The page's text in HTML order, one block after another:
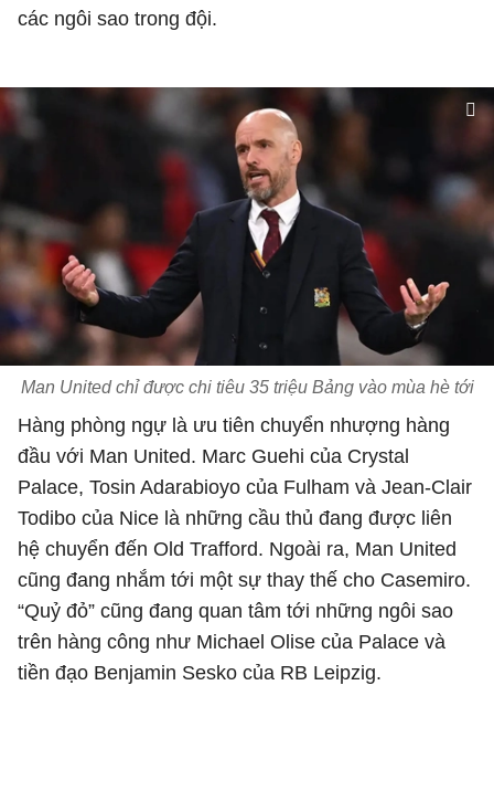
các ngôi sao trong đội.
Man United chỉ được chi tiêu 35 triệu Bảng vào mùa hè tới
Hàng phòng ngự là ưu tiên chuyển nhượng hàng
đầu với Man United. Marc Guehi của Crystal
Palace, Tosin Adarabioyo của Fulham và Jean-Clair
Todibo của Nice là những cầu thủ đang được liên
hệ chuyển đến Old Trafford. Ngoài ra, Man United
cũng đang nhắm tới một sự thay thế cho Casemiro.
“Quỷ đỏ” cũng đang quan tâm tới những ngôi sao
trên hàng công như Michael Olise của Palace và
tiền đạo Benjamin Sesko của RB Leipzig.